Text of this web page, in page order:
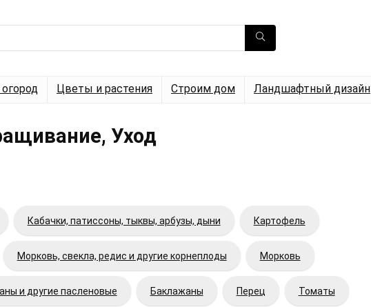
Цветы и растения Строим дом Ландшафтный дизайн
Уход
Кабачки, патиссоны, тыквы, арбузы, дыни Картофель
Морковь, свекла, редис и другие корнеплоды Морковь
и другие пасленовые Баклажаны Перец Томаты